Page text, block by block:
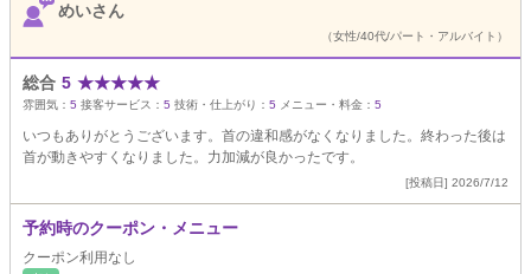
めいさん
（女性/40代/パート・アルバイト）
総合 5 ★★★★★
雰囲気： 5 接客サービス： 5 技術・仕上がり： 5 メニュー・料金： 5
いつもありがとうございます。首の違和感がなくなりました。終わった後は
首が動きやすくなりました。力加減が良かったです。
[投稿日] 2026/7/12
予約時のクーポン・メニュー
クーポン利用なし